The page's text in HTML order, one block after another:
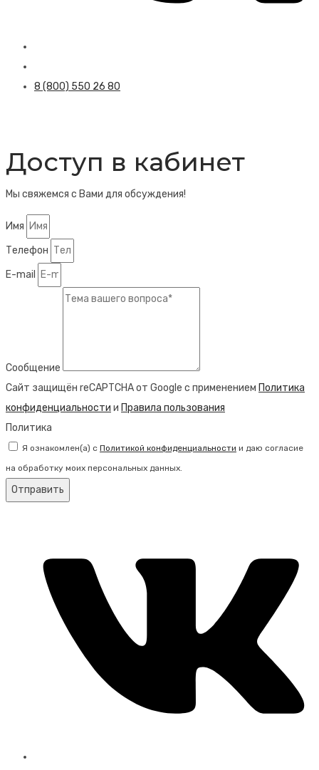
8 (800) 550 26 80
Доступ в кабинет
Мы свяжемся с Вами для обсуждения!
Имя
Телефон
E-mail
Сообщение
Сайт защищён reCAPTCHA от Google с применением Политика
конфиденциальности и Правила пользования
Политика
Я ознакомлен(а) с Политикой конфиденциальности и даю согласие
на обработку моих персональных данных.
Отправить